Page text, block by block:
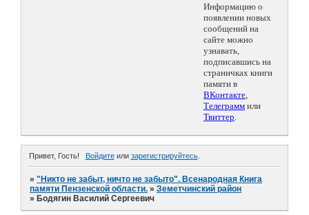
Информацию о
появлении новых
сообщений на
сайте можно
узнавать,
подписавшись на
страничках книги
памяти в
ВКонтакте,
Телеграмм или
Твиттер.
Привет, Гость! Войдитеили зарегистрируйтесь.
»"Никто не забыт, ничто не забыто". Всенародная Книга
памяти Пензенской области. »Земетчинский район
» Бодягин Василий Сергеевич